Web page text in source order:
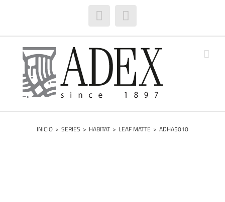
Facebook
INICIO > SERIES > HABITAT > LEAF MATTE > ADHA5010